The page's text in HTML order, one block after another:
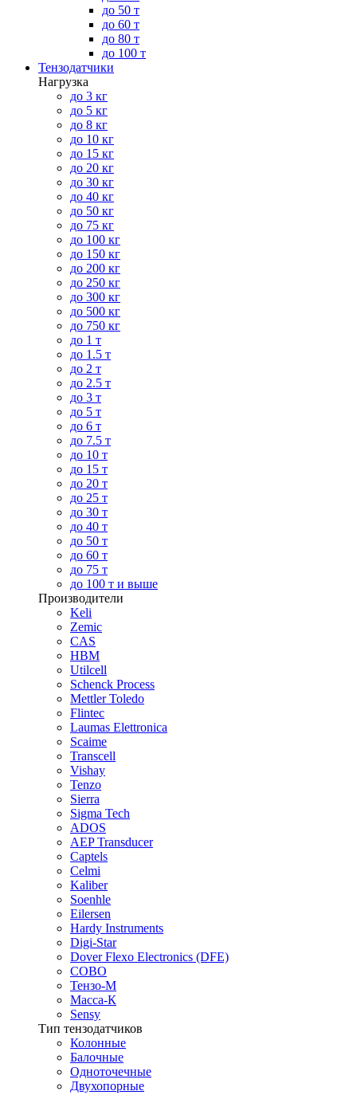
до 50 т
до 60 т
до 80 т
до 100 т
Тензодатчики
Нагрузка
до 3 кг
до 5 кг
до 8 кг
до 10 кг
до 15 кг
до 20 кг
до 30 кг
до 40 кг
до 50 кг
до 75 кг
до 100 кг
до 150 кг
до 200 кг
до 250 кг
до 300 кг
до 500 кг
до 750 кг
до 1 т
до 1.5 т
до 2 т
до 2.5 т
до 3 т
до 5 т
до 6 т
до 7.5 т
до 10 т
до 15 т
до 20 т
до 25 т
до 30 т
до 40 т
до 50 т
до 60 т
до 75 т
до 100 т и выше
Производители
Keli
Zemic
CAS
HBM
Utilcell
Schenck Process
Mettler Toledo
Flintec
Laumas Elettronica
Scaime
Transcell
Vishay
Tenzo
Sierra
Sigma Tech
ADOS
AEP Transducer
Captels
Celmi
Kaliber
Soenhle
Eilersen
Hardy Instruments
Digi-Star
Dover Flexo Electronics (DFE)
COBO
Тензо-М
Масса-К
Sensy
Тип тензодатчиков
Колонные
Балочные
Одноточечные
Двухопорные